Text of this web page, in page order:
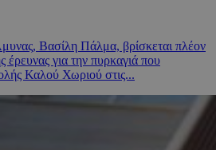
Βασίλη Πάλμα, βρίσκεται πλέον
έρευνας για την πυρκαγιά που
Καλού Χωριού στις...